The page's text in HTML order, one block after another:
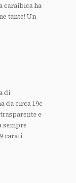
caraibica ha
tante! Un
di
da circa 19c
e
sempre
carati